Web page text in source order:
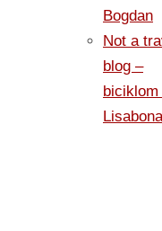
Bogdan
Not a
blog –
biciklom
Lisabona